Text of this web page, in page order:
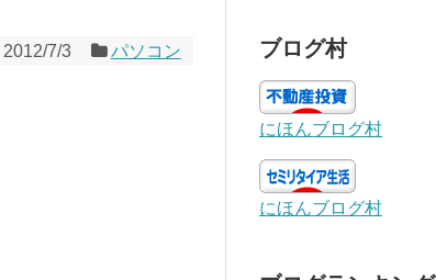
2012/7/3 パソコン ブログ村
にほんブログ村
にほんブログ村